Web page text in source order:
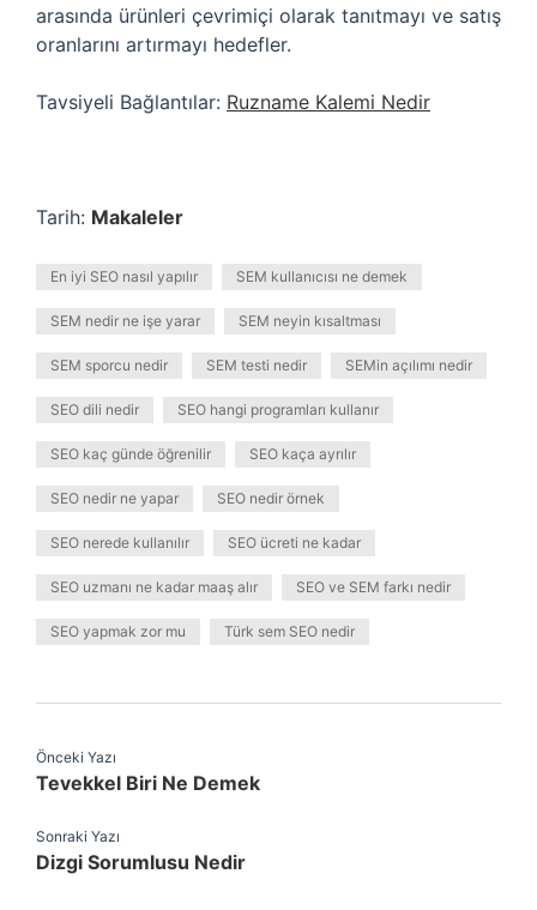
arasında ürünleri çevrimiçi olarak tanıtmayı ve satış
oranlarını artırmayı hedefler.
Tavsiyeli Bağlantılar: Ruzname Kalemi Nedir
Tarih: Makaleler
En iyi SEO nasıl yapılır SEM kullanıcısı ne demek
SEM nedir ne işe yarar SEM neyin kısaltması
SEM sporcu nedir SEM testi nedir SEMin açılımı nedir
SEO dili nedir SEO hangi programları kullanır
SEO kaç günde öğrenilir SEO kaça ayrılır
SEO nedir ne yapar SEO nedir örnek
SEO nerede kullanılır SEO ücreti ne kadar
SEO uzmanı ne kadar maaş alır SEO ve SEM farkı nedir
SEO yapmak zor mu Türk sem SEO nedir
Önceki Yazı
Tevekkel Biri Ne Demek
Sonraki Yazı
Dizgi Sorumlusu Nedir